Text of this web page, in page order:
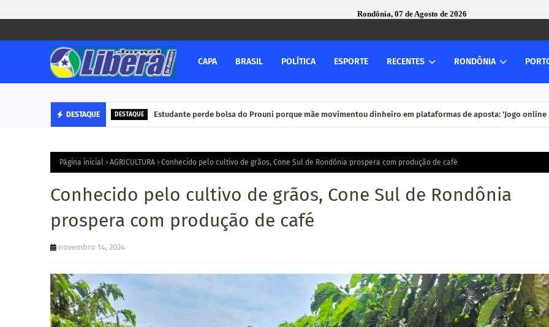
Rondônia, 07 de Agosto de 2026
CAPA BRASIL POLÍTICA ESPORTE RECENTES RONDÔNIA
DESTAQUE DESTAQUE Estudante perde bolsa do Prouni porque mãe movimentou dinheiro em plataformas de aposta: 'Jogo online
Página inicial AGRICULTURA Conhecido pelo cultivo de grãos, Cone Sul de Rondônia prospera com produção de café
Conhecido pelo cultivo de grãos, Cone Sul de Rondônia
prospera com produção de café
novembro 14, 2024